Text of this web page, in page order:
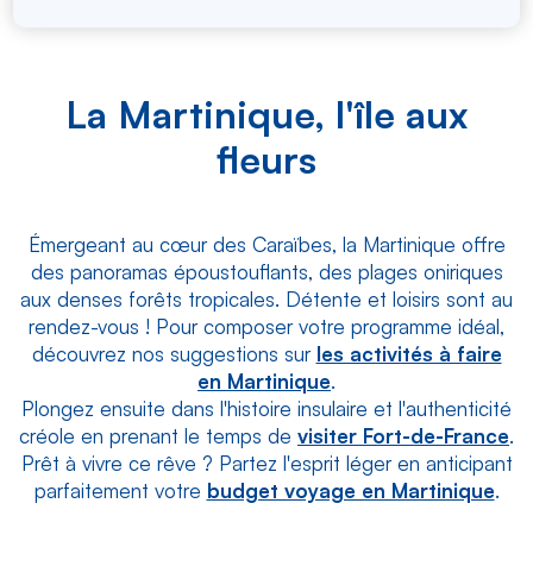
La Martinique, l'île aux
fleurs
Émergeant au cœur des Caraïbes, la Martinique offre
des panoramas époustouflants, des plages oniriques
aux denses forêts tropicales. Détente et loisirs sont au
rendez-vous ! Pour composer votre programme idéal,
découvrez nos suggestions sur les activités à faire
en Martinique.
Plongez ensuite dans l'histoire insulaire et l'authenticité
créole en prenant le temps de visiter Fort-de-France.
Prêt à vivre ce rêve ? Partez l'esprit léger en anticipant
parfaitement votre budget voyage en Martinique.